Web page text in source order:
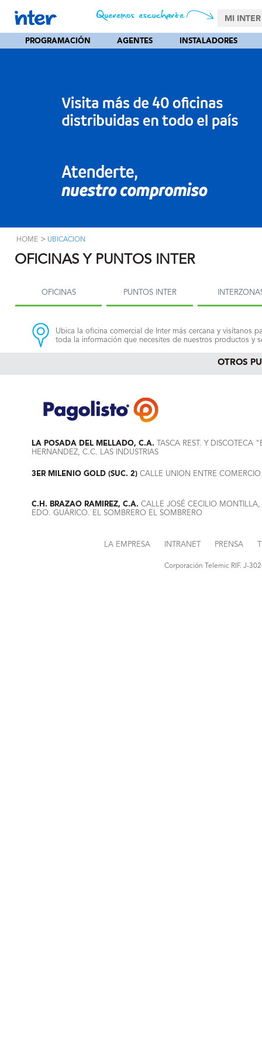
MI INTER
PROGRAMACIÓN AGENTES INSTALADORES
HOME > UBICACION
OFICINAS Y PUNTOS INTER
OFICINAS PUNTOS INTER
Ubica la oficina comercial de Inter más cercana y visítanos
toda la información que necesites de nuestros productos y
OTROS
LA POSADA DEL MELLADO, C.A. TASCA REST. Y
HERNANDEZ, C.C. LAS INDUSTRIAS
3ER MILENIO GOLD (SUC. 2) CALLE UNION ENTRE
C.H. BRAZAO RAMIREZ, C.A. CALLE JOSÉ CECILIO
EDO. GUÁRICO. EL SOMBRERO EL SOMBRERO
LA EMPRESA INTRANET PRENSA
Corporación Telemic RIF. J-